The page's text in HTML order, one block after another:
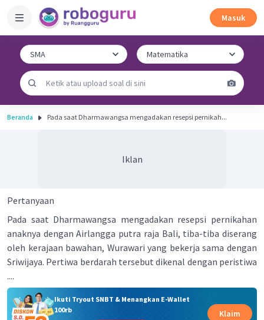
Masuk
Beranda Pada saat Dharmawangsa mengadakan resepsi pernikah...
Iklan
Pertanyaan
Pada saat Dharmawangsa mengadakan resepsi pernikahan
anaknya dengan Airlangga putra raja Bali, tiba-tiba diserang
oleh kerajaan bawahan, Wurawari yang bekerja sama dengan
Sriwijaya. Pertiwa berdarah tersebut dikenal dengan peristiwa
....
Ikuti Tryout SNBT & Menangkan E-Wallet
100rb
Klaim